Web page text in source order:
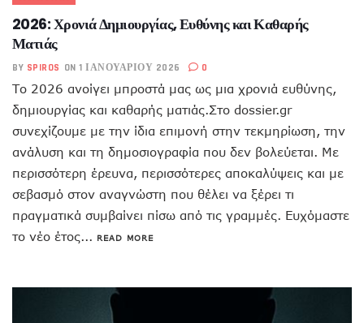
2026: Χρονιά Δημιουργίας, Ευθύνης και Καθαρής
Ματιάς
BY SPIROS ON 1 ΙΑΝΟΥΑΡΊΟΥ 2026 0
Το 2026 ανοίγει μπροστά μας ως μια χρονιά ευθύνης,
δημιουργίας και καθαρής ματιάς.Στο dossier.gr
συνεχίζουμε με την ίδια επιμονή στην τεκμηρίωση, την
ανάλυση και τη δημοσιογραφία που δεν βολεύεται. Με
περισσότερη έρευνα, περισσότερες αποκαλύψεις και με
σεβασμό στον αναγνώστη που θέλει να ξέρει τι
πραγματικά συμβαίνει πίσω από τις γραμμές. Ευχόμαστε
το νέο έτος... READ MORE